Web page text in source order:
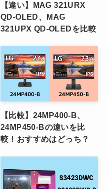
【違い】MAG 321URX
QD-OLED、MAG
321UPX QD-OLEDを比較
【比較】24MP400-B、
24MP450-Bの違いを比
較！おすすめはどっち？